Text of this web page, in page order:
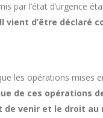
par l’état d’urgence
Il vient d’être déclaré
les opérations
de ces opérations
venir et le droit